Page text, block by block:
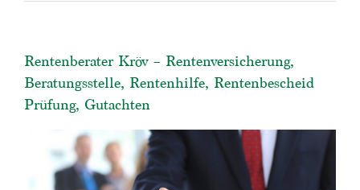
Rentenberater Kröv – Rentenversicherung,
Beratungsstelle, Rentenhilfe, Rentenbescheid
Prüfung, Gutachten